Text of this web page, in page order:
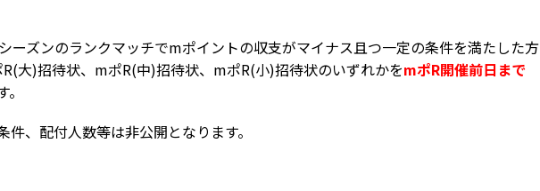
ーズンのランクマッチでmポイントの収支がマイナス且つ一定の条件を満たした方
大)招待状、mポR(中)招待状、mポR(小)招待状のいずれかをmポR開催前日まで
、配付人数等は非公開となります。